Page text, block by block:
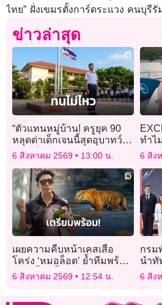
ไทย” ฝั่งเขมรตั้งการ์ดระแวง คนบุรี
ข่าวล่าสุด
“ตัวแทนหมู่บ้าน! ครูยุค 90
หลุดด่าเด็กเจนนี้สุดอุบาทว์
ชาวเน็ตแห่เซฟ-แชร์ว่อน ‘แพ้
ใจ”
6 สิงหาคม 2569 13:00 น.
ทำไ
โซวู้
6 สิง
เผยความคืบหน้าเคสเสือ
โคร่ง ‘หมอล็อต’ ย้ำทีมพร้อม
แล้ว ชี้ทุกขั้นตอนอยู่ภายใต้
6 สิงหาคม 2569 12:54 น.
กรม
นำทั
6 สิง